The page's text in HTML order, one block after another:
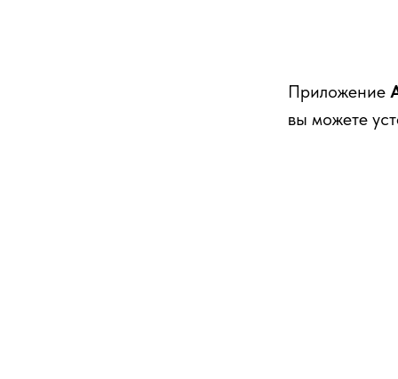
Приложение
вы можете